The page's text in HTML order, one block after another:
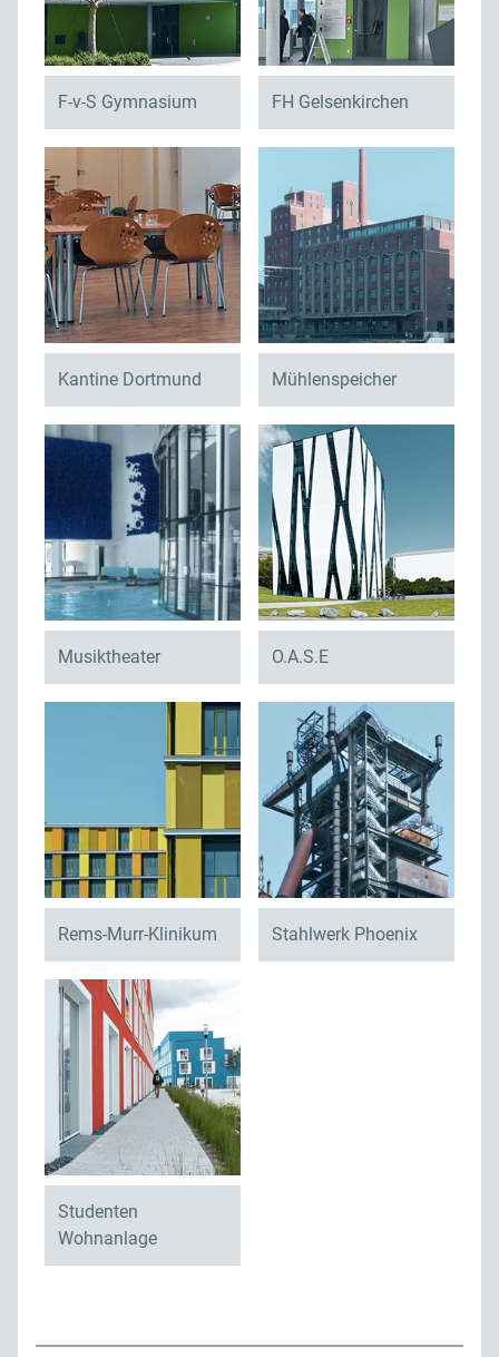
F-v-S Gymnasium FH Gelsenkirchen
Kantine Dortmund Mühlenspeicher
Musiktheater O.A.S.E
Rems-Murr-Klinikum Stahlwerk Phoenix
Studenten
Wohnanlage